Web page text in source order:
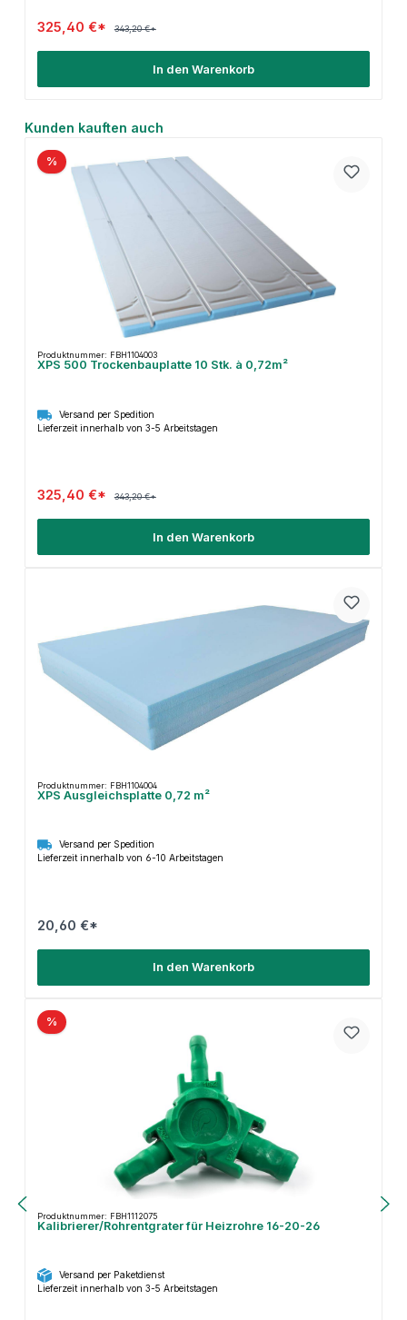
325,40 €* 343,20 €*
In den Warenkorb
Produktgalerie überspringen
Kunden kauften auch
%
Produktnummer: FBH1104003
XPS 500 Trockenbauplatte 10 Stk. à 0,72m²
Versand per Spedition
Lieferzeit innerhalb von 3-5 Arbeitstagen
325,40 €* 343,20 €*
In den Warenkorb
Produktnummer: FBH1104004
XPS Ausgleichsplatte 0,72 m²
Versand per Spedition
Lieferzeit innerhalb von 6-10 Arbeitstagen
20,60 €*
In den Warenkorb
%
Produktnummer: FBH1112075
Kalibrierer/Rohrentgrater für Heizrohre 16-20-26
Versand per Paketdienst
Lieferzeit innerhalb von 3-5 Arbeitstagen